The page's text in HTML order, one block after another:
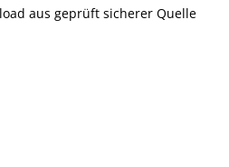
aus geprüft sicherer Quelle